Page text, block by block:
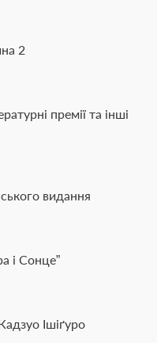
2
премії та інші
видання
і Сонце”
Ішіґуро